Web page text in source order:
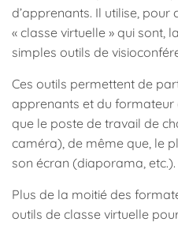
d’apprenants. Il utilise, pour
« classe virtuelle » qui sont,
simples outils de
Ces outils permettent de
apprenants et du formateur
que le poste de travail de
caméra), de même que, le
son écran (diaporama, etc.).
Plus de la moitié des
outils de classe virtuelle